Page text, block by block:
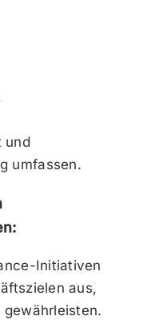
und
umfassen.
Initiativen
aus,
gewährleisten.